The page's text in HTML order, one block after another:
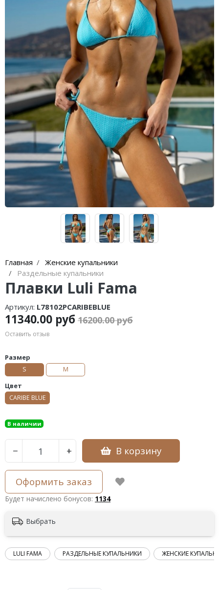
Главная
Женские купальники
Раздельные купальники
Плавки Luli Fama
Артикул: L78102PCARIBEBLUE
11340.00 руб 16200.00 руб
Оставить отзыв
Размер
S M
Цвет
CARIBE BLUE
В наличии
− + В корзину
Оформить заказ
Будет начислено бонусов: 1134
Выбрать
LULI FAMA РАЗДЕЛЬНЫЕ КУПАЛЬНИКИ ЖЕНСКИЕ
Bond-eye
Heroine Sport
Milonga
Tkees